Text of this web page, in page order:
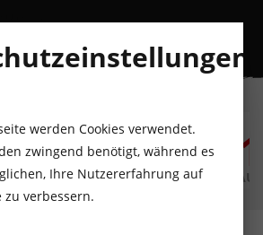
MO
10
AUGUST
DI
11
AUGUST
MI
12
AUGUST
werden Cookies verwendet.
zwingend benötigt, während es
Ihre Nutzererfahrung auf
zu verbessern.